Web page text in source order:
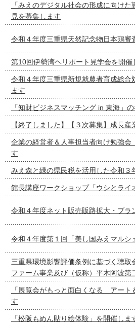
「みえのデジタル社会の形成に向け
見を募集します
令和４年度三重県天然記念物日本鶏審
第10回伊勢湾ヘリポート見学会を開催
令和４年度三重県新規就農者育成総
ます
「知財ビジネスマッチング in 東海」
【終了しました】【３次募集】成長
企業の経営者＆人事担当者向け勉強
す
みえ森と緑の県民税を活用した令和
館長講座ワークショップ「ウシとラ
令和４年度ネット販売販路拡大・ブ
令和４年度第１回「美し国みえマルシ
三重県環境影響評価条例に基づく聴
ファーム事業及び（仮称）平木阿波第
「展覧会がもっと面白くなる アート
す
「松阪もめん貼り絵体験」を開催しま